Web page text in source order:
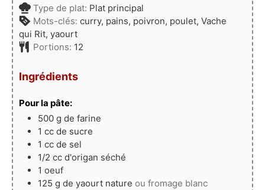
Type de plat: Plat principal
Mots-clés: curry, pains, poivron, poulet, Vache
qui Rit, yaourt
Portions: 12
Ingrédients
Pour la pâte:
500 g de farine
1 cc de sucre
1 cc de sel
1/2 cc d'origan séché
1 oeuf
125 g de yaourt nature ou fromage blanc